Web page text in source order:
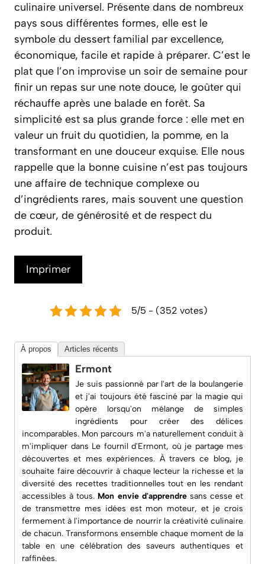
culinaire universel. Présente dans de nombreux
pays sous différentes formes, elle est le
symbole du dessert familial par excellence,
économique, facile et rapide à préparer. C’est le
plat que l’on improvise un soir de semaine pour
finir un repas sur une note douce, le goûter qui
réchauffe après une balade en forêt. Sa
simplicité est sa plus grande force : elle met en
valeur un fruit du quotidien, la pomme, en la
transformant en une douceur exquise. Elle nous
rappelle que la bonne cuisine n’est pas toujours
une affaire de technique complexe ou
d’ingrédients rares, mais souvent une question
de cœur, de générosité et de respect du
produit.
Imprimer
5/5 - (352 votes)
À propos Articles récents
Ermont
Je suis passionné par l'art de la boulangerie
et j'ai toujours été fasciné par la magie qui
opère lorsqu'on mélange de simples
ingrédients pour créer des délices
incomparables. Mon parcours m'a naturellement conduit à
m'impliquer dans Le fournil d'Ermont, où je partage mes
découvertes et mes expériences. À travers ce blog, je
souhaite faire découvrir à chaque lecteur la richesse et la
diversité des recettes traditionnelles tout en les rendant
accessibles à tous. Mon envie d'apprendresans cesse et
de transmettre mes idées est mon moteur, et je crois
fermement à l'importance de nourrir la créativité culinaire
de chacun. Transformons ensemble chaque moment de la
table en une célébration des saveurs authentiques et
raffinées.